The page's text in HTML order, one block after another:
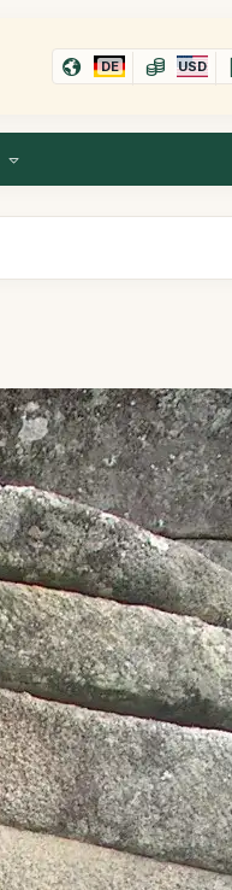
DE USD